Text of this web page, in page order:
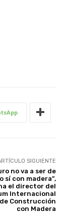
SIGUIENTE
no va a ser de
sí con madera”,
el director del
Internacional
Construcción
con Madera